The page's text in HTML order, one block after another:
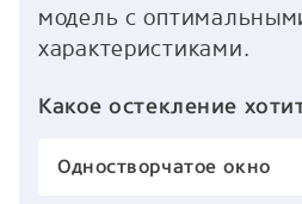
модель с
характеристиками.
Какое остекление
Одностворчатое окно